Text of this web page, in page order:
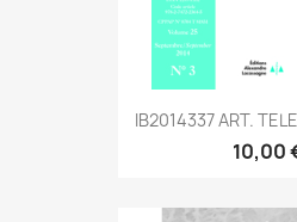
IB2014337 ART.
10,00